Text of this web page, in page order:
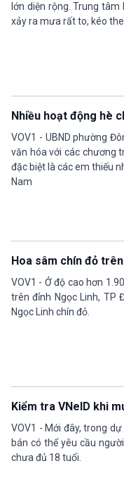
lớn diện rộng. Trung
xảy ra mưa rất to, kéo
Nhiều hoạt động hè
VOV1 - UBND phường
văn hóa với các chương
đặc biệt là các em thiếu
Nam
Hoa sâm chín đỏ
VOV1 - Ở độ cao hơn
trên đỉnh Ngọc Linh, TP
Ngọc Linh chín đỏ.
Kiểm tra VNeID khi
VOV1 - Mới đây, trong
bán có thể yêu cầu
chưa đủ 18 tuổi.